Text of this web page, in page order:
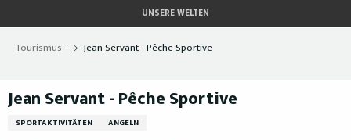
au
contenu
UNSERE WELTEN
Tourismus Jean Servant - Pêche Sportive
Jean Servant - Pêche Sportive
SPORTAKTIVITÄTEN ANGELN